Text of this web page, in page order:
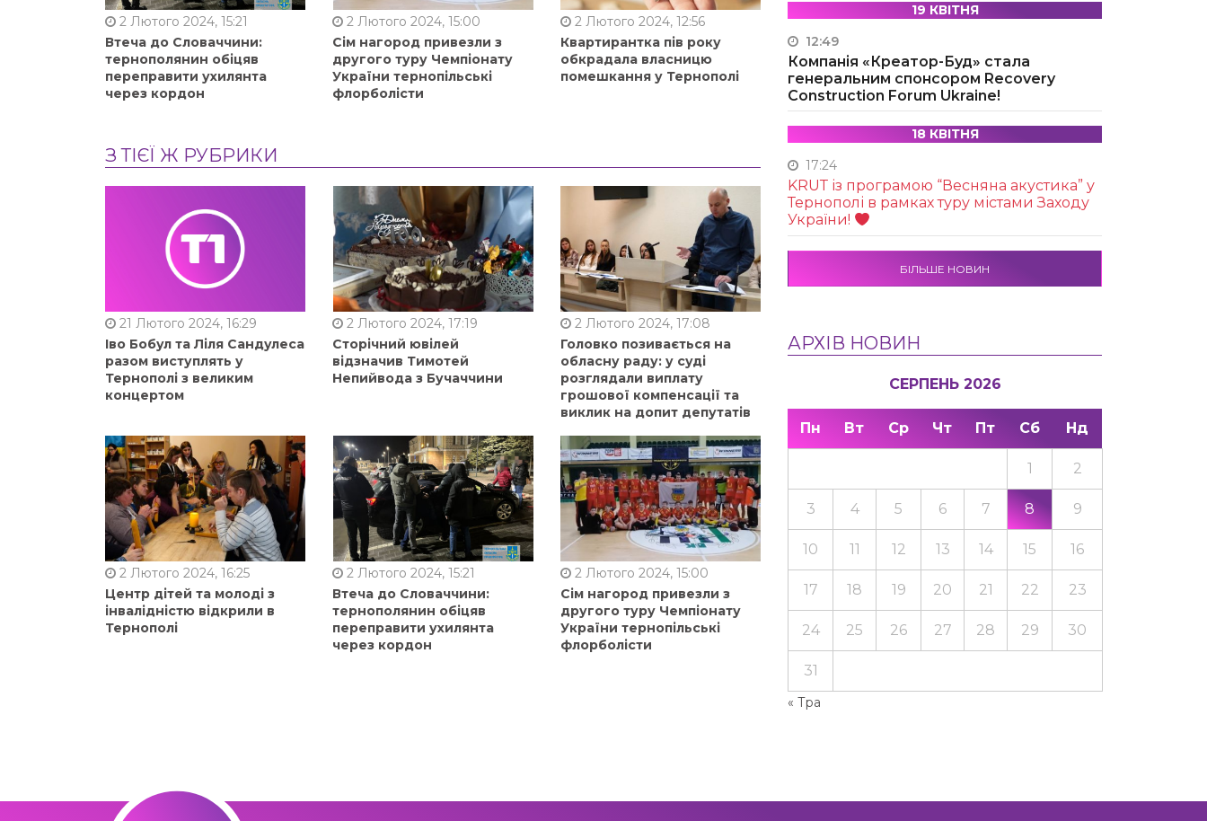
2 Лютого 2024, 15:21
Втеча до Словаччини:
тернополянин обіцяв
переправити ухилянта
через кордон
2 Лютого 2024, 15:00
Сім нагород привезли з
другого туру Чемпіонату
України тернопільські
флорболісти
2 Лютого 2024, 12:56
Квартирантка пів року
обкрадала власницю
помешкання у Тернополі
З ТІЄЇ Ж РУБРИКИ
21 Лютого 2024, 16:29
Іво Бобул та Ліля Сандулеса
разом виступлять у
Тернополі з великим
концертом
2 Лютого 2024, 17:19
Сторічний ювілей
відзначив Тимотей
Непийвода з Бучаччини
2 Лютого 2024, 17:08
Головко позивається на
обласну раду: у суді
розглядали виплату
грошової компенсації та
виклик на допит депутатів
2 Лютого 2024, 16:25
Центр дітей та молоді з
інвалідністю відкрили в
Тернополі
2 Лютого 2024, 15:21
Втеча до Словаччини:
тернополянин обіцяв
переправити ухилянта
через кордон
2 Лютого 2024, 15:00
Сім нагород привезли з
другого туру Чемпіонату
України тернопільські
флорболісти
19 КВІТНЯ
12:49
Компанія «Креатор-Буд» стала
генеральним спонсором Recovery
Construction Forum Ukraine!
18 КВІТНЯ
17:24
KRUТ із програмою “Весняна акустика” у
Тернополі в рамках туру містами Заходу
України!
БІЛЬШЕ НОВИН
АРХІВ НОВИН
СЕРПЕНЬ 2026
Пн Вт Ср Чт Пт Сб Нд
« Тра
1 2
3 4 5 6 7 8 9
10 11 12 13 14 15 16
17 18 19 20 21 22 23
24 25 26 27 28 29 30
31